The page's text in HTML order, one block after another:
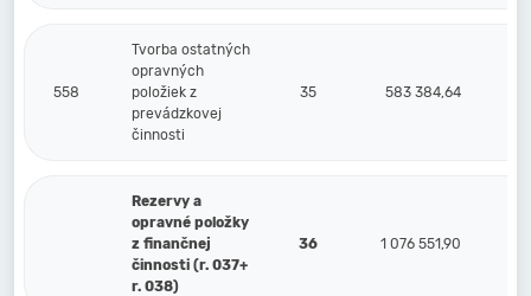
558
Tvorba ostatných
opravných
položiek z
prevádzkovej
činnosti
35 583 384,64
Rezervy a
opravné položky
z finančnej
činnosti (r. 037+
r. 038)
36 1 076 551,90